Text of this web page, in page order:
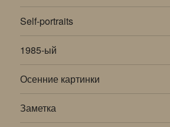
Self-portraits
1985-ый
Осенние картинки
Заметка